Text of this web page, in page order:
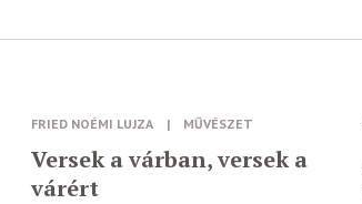
FRIED NOÉMI LUJZA | MŰVÉSZET
Versek a várban, versek a
várért